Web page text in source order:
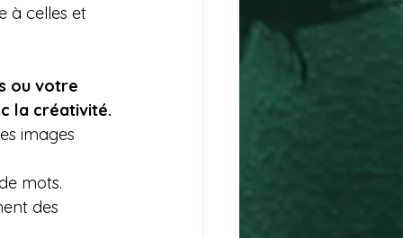
à celles et
ou votre
la créativité.
images
mots.
des